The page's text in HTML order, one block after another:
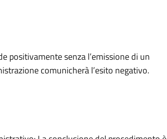
positivamente senza l’emissione di un
comunicherà l’esito negativo.